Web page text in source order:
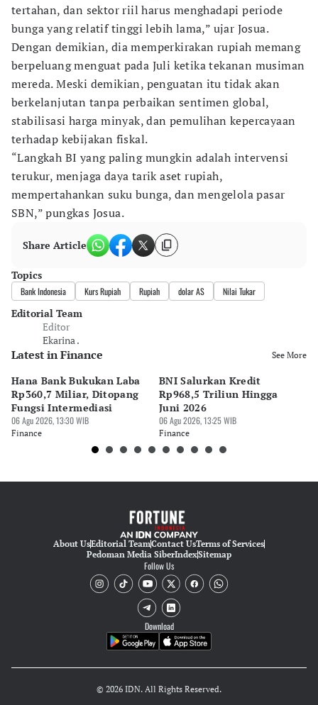
tertahan, dan sektor riil harus menghadapi periode
bunga yang relatif tinggi lebih lama,” ujar Josua.
Dengan demikian, dia memperkirakan rupiah memang
berpeluang menguat pada Juli ketika tekanan musiman
mereda. Meski demikian, penguatan itu tidak akan
berkelanjutan tanpa perbaikan sentimen global,
stabilisasi harga minyak, dan pemulihan kepercayaan
terhadap kebijakan fiskal.
“Langkah BI yang paling mungkin adalah intervensi
terukur, menjaga daya tarik aset rupiah,
mempertahankan suku bunga, dan mengelola pasar
SBN,” pungkas Josua.
Share Article
Topics
Bank Indonesia Kurs Rupiah Rupiah dolar AS Nilai Tukar
Editorial Team
Editor
Ekarina .
Latest in Finance See More
Hana Bank Bukukan Laba
Rp360,7 Miliar, Ditopang
Fungsi Intermediasi
06 Agu 2026, 13:30 WIB
Finance
BNI Salurkan Kredit
Rp968,5 Triliun Hingga
Juni 2026
06 Agu 2026, 13:25 WIB
Finance
About UsEditorial TeamContact UsTerms of Services
Pedoman Media SiberIndexSitemap
Follow Us
Download
© 2026 IDN. All Rights Reserved.